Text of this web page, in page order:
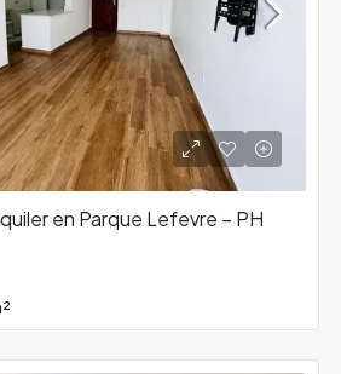
en Parque Lefevre – PH